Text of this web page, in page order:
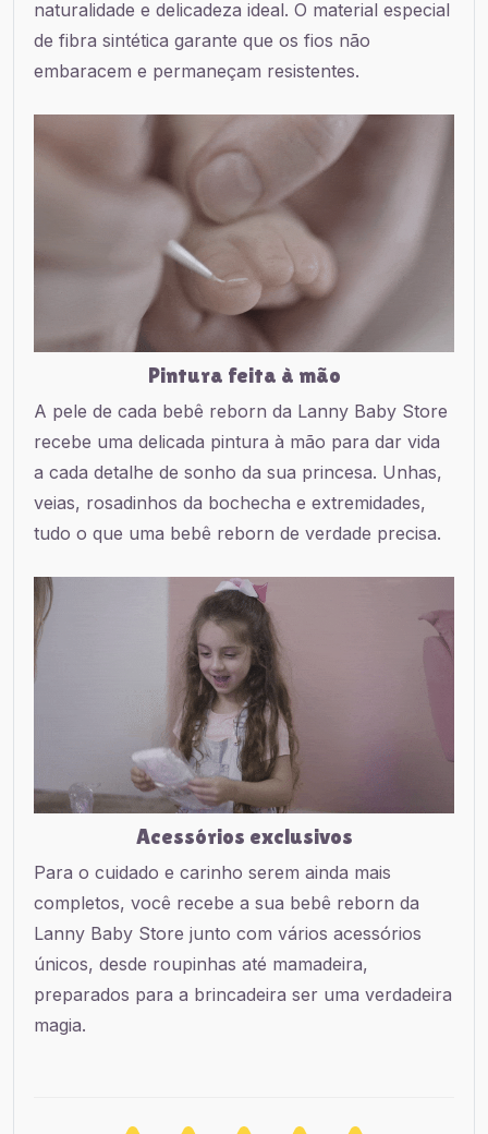
naturalidade e delicadeza ideal. O material especial
de fibra sintética garante que os fios não
embaracem e permaneçam resistentes.
Pintura feita à mão
A pele de cada bebê reborn da Lanny Baby Store
recebe uma delicada pintura à mão para dar vida
a cada detalhe de sonho da sua princesa. Unhas,
veias, rosadinhos da bochecha e extremidades,
tudo o que uma bebê reborn de verdade precisa.
Acessórios exclusivos
Para o cuidado e carinho serem ainda mais
completos, você recebe a sua bebê reborn da
Lanny Baby Store junto com vários acessórios
únicos, desde roupinhas até mamadeira,
preparados para a brincadeira ser uma verdadeira
magia.